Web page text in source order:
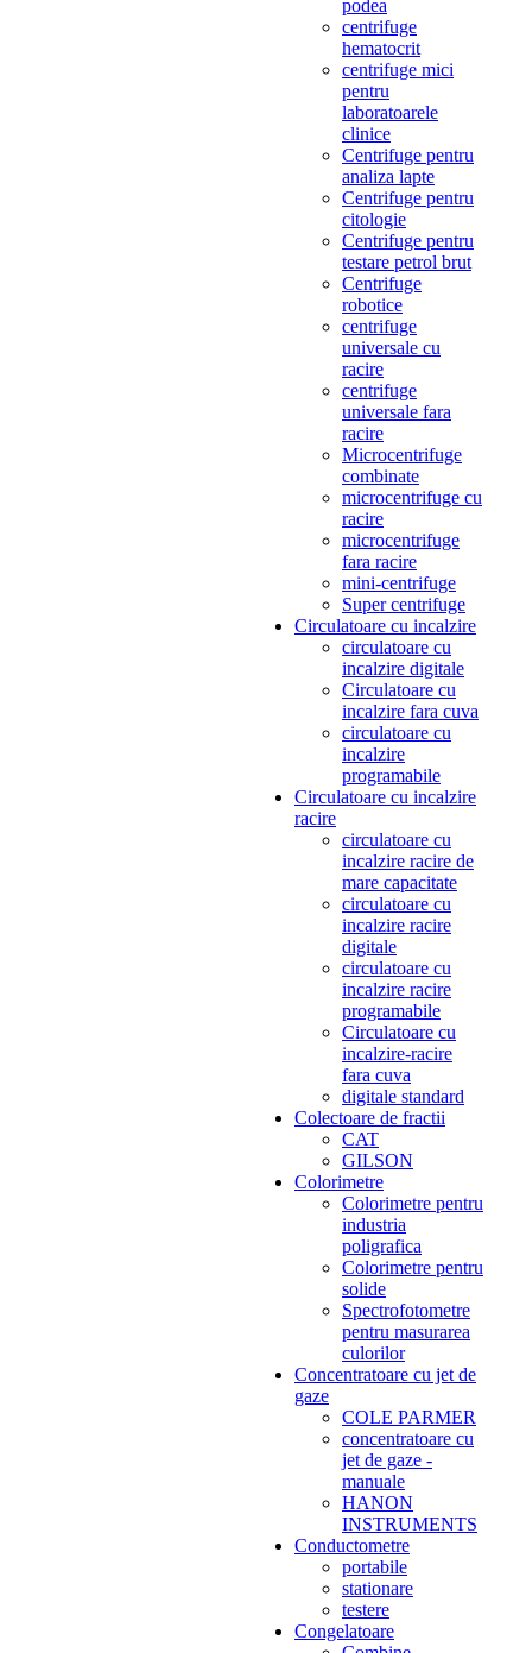
podea
centrifuge
hematocrit
centrifuge mici
pentru
laboratoarele
clinice
Centrifuge pentru
analiza lapte
Centrifuge pentru
citologie
Centrifuge pentru
testare petrol brut
Centrifuge
robotice
centrifuge
universale cu
racire
centrifuge
universale fara
racire
Microcentrifuge
combinate
microcentrifuge cu
racire
microcentrifuge
fara racire
mini-centrifuge
Super centrifuge
Circulatoare cu incalzire
circulatoare cu
incalzire digitale
Circulatoare cu
incalzire fara cuva
circulatoare cu
incalzire
programabile
Circulatoare cu incalzire
racire
circulatoare cu
incalzire racire de
mare capacitate
circulatoare cu
incalzire racire
digitale
circulatoare cu
incalzire racire
programabile
Circulatoare cu
incalzire-racire
fara cuva
digitale standard
Colectoare de fractii
CAT
GILSON
Colorimetre
Colorimetre pentru
industria
poligrafica
Colorimetre pentru
solide
Spectrofotometre
pentru masurarea
culorilor
Concentratoare cu jet de
gaze
COLE PARMER
concentratoare cu
jet de gaze -
manuale
HANON
INSTRUMENTS
Conductometre
portabile
stationare
testere
Congelatoare